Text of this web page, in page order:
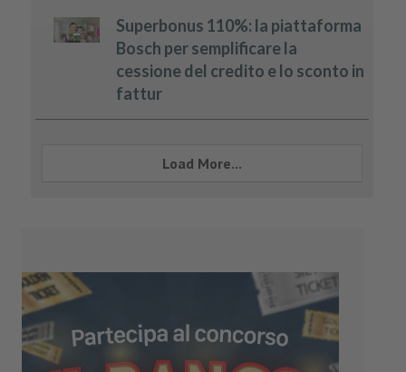
Superbonus 110%: la piattaforma
Bosch per semplificare la
cessione del credito e lo sconto in
fattur
Load More...